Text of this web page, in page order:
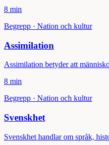
8 min
Begrepp · Nation och kultur
Assimilation
Assimilation betyder att
8 min
Begrepp · Nation och kultur
Svenskhet
Svenskhet handlar om språk,